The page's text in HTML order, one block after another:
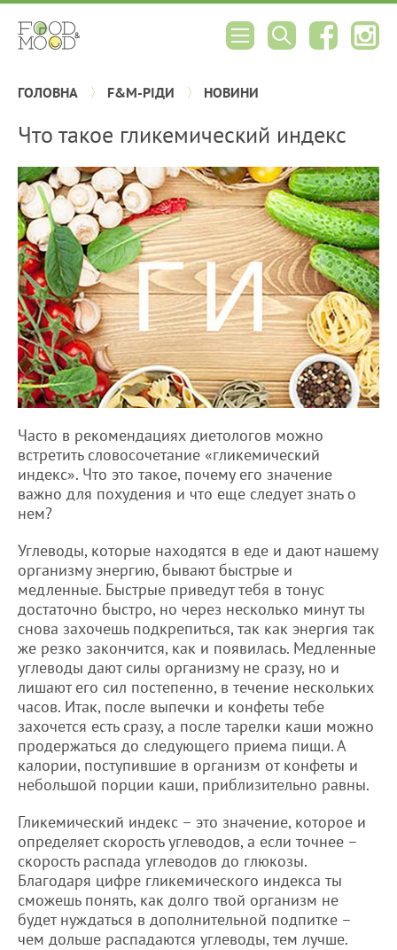
ГОЛОВНА F&M-РІДИ НОВИНИ
Что такое гликемический индекс
Часто в рекомендациях диетологов можно
встретить словосочетание «гликемический
индекс». Что это такое, почему его значение
важно для похудения и что еще следует знать о
нем?
Углеводы, которые находятся в еде и дают нашему
организму энергию, бывают быстрые и
медленные. Быстрые приведут тебя в тонус
достаточно быстро, но через несколько минут ты
снова захочешь подкрепиться, так как энергия так
же резко закончится, как и появилась. Медленные
углеводы дают силы организму не сразу, но и
лишают его сил постепенно, в течение нескольких
часов. Итак, после выпечки и конфеты тебе
захочется есть сразу, а после тарелки каши можно
продержаться до следующего приема пищи. А
калории, поступившие в организм от конфеты и
небольшой порции каши, приблизительно равны.
Гликемический индекс – это значение, которое и
определяет скорость углеводов, а если точнее –
скорость распада углеводов до глюкозы.
Благодаря цифре гликемического индекса ты
сможешь понять, как долго твой организм не
будет нуждаться в дополнительной подпитке –
чем дольше распадаются углеводы, тем лучше.